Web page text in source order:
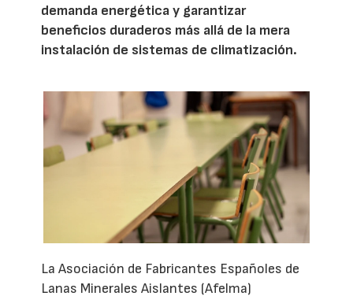
demanda energética y garantizar
beneficios duraderos más allá de la mera
instalación de sistemas de climatización.
La Asociación de Fabricantes Españoles de
Lanas Minerales Aislantes (Afelma)